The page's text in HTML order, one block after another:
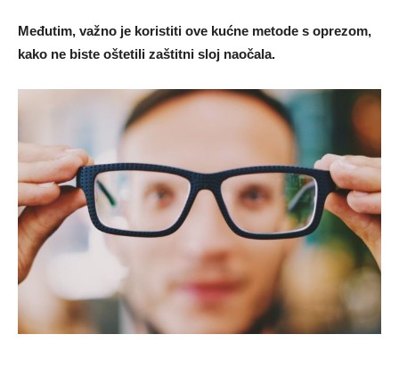
Međutim, važno je koristiti ove kućne metode s oprezom,
kako ne biste oštetili zaštitni sloj naočala.